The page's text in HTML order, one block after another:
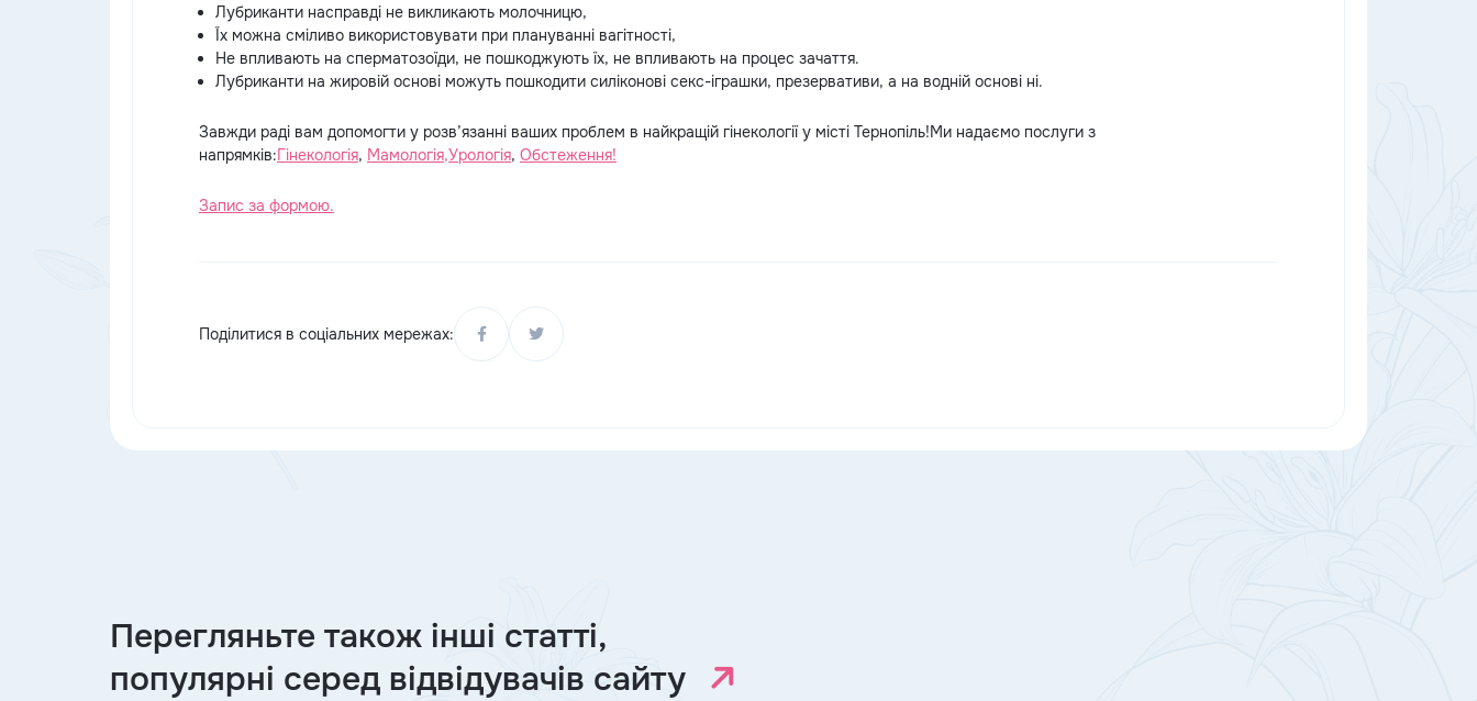
Лубриканти насправді не викликають молочницю,
Їх можна сміливо використовувати при плануванні вагітності,
Не впливають на сперматозоїди, не пошкоджують їх, не впливають на процес зачаття.
Лубриканти на жировій основі можуть пошкодити силіконові секс-іграшки, презервативи, а на водній основі ні.
Завжди раді вам допомогти у розв’язанні ваших проблем в найкращій гінекології у місті Тернопіль!Ми надаємо послуги з
напрямків:Гінекологія, Мамологія,Урологія, Обстеження!
Запис за формою.
Поділитися в соціальних мережах:
Перегляньте також інші статті,
популярні серед відвідувачів сайту